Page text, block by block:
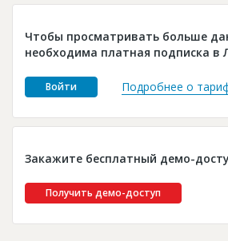
Платные услуги
Пресс-релизы
Чтобы просматривать больше
необходима платная подписка в
Войти Подробнее о
Закажите бесплатный демо-
Получить демо-доступ